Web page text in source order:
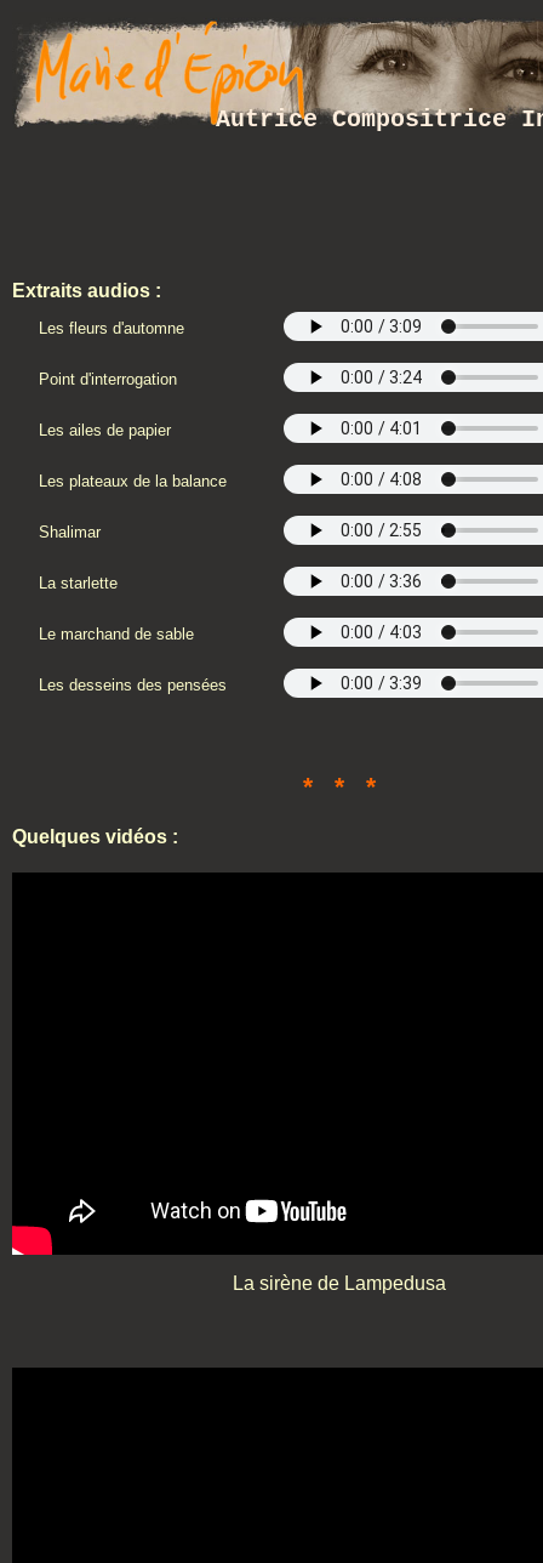
Autrice Compositrice
Extraits audios :
Les fleurs d'automne
Point d'interrogation
Les ailes de papier
Les plateaux de la balance
Shalimar
La starlette
Le marchand de sable
Les desseins des pensées
* * *
Quelques vidéos :
La sirène de Lampedusa